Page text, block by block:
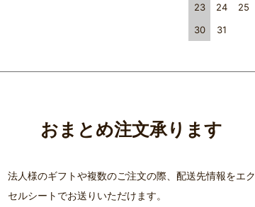
23
24 25
30
31
おまとめ注文承ります
法人様のギフトや複数のご注文の際、配送先情報をエク
セルシートでお送りいただけます。